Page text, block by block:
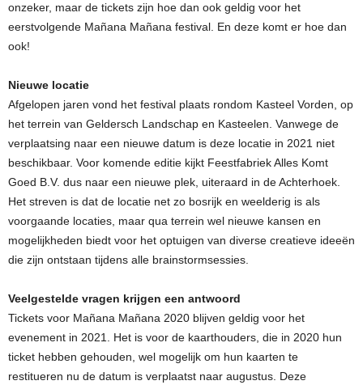
onzeker, maar de tickets zijn hoe dan ook geldig voor het
eerstvolgende Mañana Mañana festival. En deze komt er hoe dan
ook!
Nieuwe locatie
Afgelopen jaren vond het festival plaats rondom Kasteel Vorden, op
het terrein van Geldersch Landschap en Kasteelen. Vanwege de
verplaatsing naar een nieuwe datum is deze locatie in 2021 niet
beschikbaar. Voor komende editie kijkt Feestfabriek Alles Komt
Goed B.V. dus naar een nieuwe plek, uiteraard in de Achterhoek.
Het streven is dat de locatie net zo bosrijk en weelderig is als
voorgaande locaties, maar qua terrein wel nieuwe kansen en
mogelijkheden biedt voor het optuigen van diverse creatieve ideeën
die zijn ontstaan tijdens alle brainstormsessies.
Veelgestelde vragen krijgen een antwoord
Tickets voor Mañana Mañana 2020 blijven geldig voor het
evenement in 2021. Het is voor de kaarthouders, die in 2020 hun
ticket hebben gehouden, wel mogelijk om hun kaarten te
restitueren nu de datum is verplaatst naar augustus. Deze